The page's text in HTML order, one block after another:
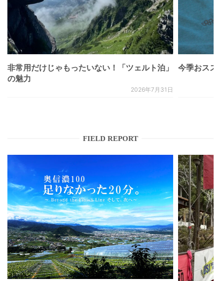
非常用だけじゃもったいない！「ツェルト泊」
の魅力
2026年7月31日
今季おスス
FIELD REPORT